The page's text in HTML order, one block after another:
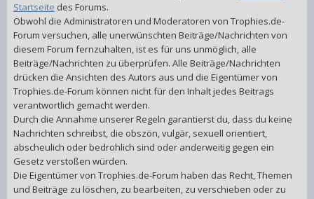
Startseite des Forums.
Obwohl die Administratoren und Moderatoren von Trophies.de-
Forum versuchen, alle unerwünschten Beiträge/Nachrichten von
diesem Forum fernzuhalten, ist es für uns unmöglich, alle
Beiträge/Nachrichten zu überprüfen. Alle Beiträge/Nachrichten
drücken die Ansichten des Autors aus und die Eigentümer von
Trophies.de-Forum können nicht für den Inhalt jedes Beitrags
verantwortlich gemacht werden.
Durch die Annahme unserer Regeln garantierst du, dass du keine
Nachrichten schreibst, die obszön, vulgär, sexuell orientiert,
abscheulich oder bedrohlich sind oder anderweitig gegen ein
Gesetz verstoßen würden.
Die Eigentümer von Trophies.de-Forum haben das Recht, Themen
und Beiträge zu löschen, zu bearbeiten, zu verschieben oder zu